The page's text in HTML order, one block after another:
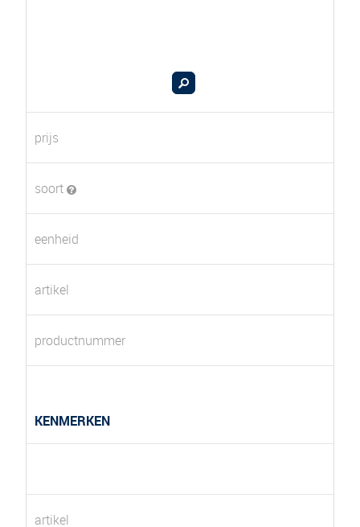
prijs
soort
eenheid
artikel
productnummer
KENMERKEN
artikel